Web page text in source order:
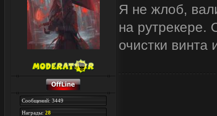
Сообщений: 3449
Награды: 28
Я не жлоб,
на рутрекере.
очистки винта